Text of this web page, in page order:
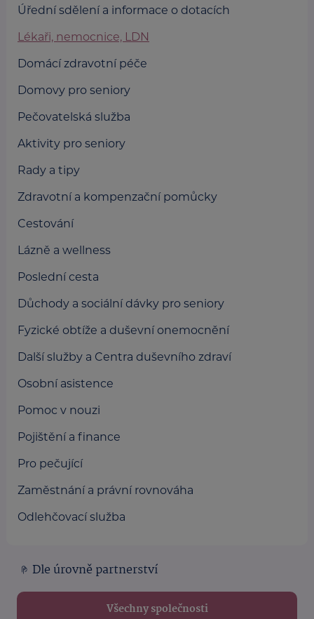
Úřední sdělení a informace o dotacích
Lékaři, nemocnice, LDN
Domácí zdravotní péče
Domovy pro seniory
Pečovatelská služba
Aktivity pro seniory
Rady a tipy
Zdravotní a kompenzační pomůcky
Cestování
Lázně a wellness
Poslední cesta
Důchody a sociální dávky pro seniory
Fyzické obtíže a duševní onemocnění
Další služby a Centra duševního zdraví
Osobní asistence
Pomoc v nouzi
Pojištění a finance
Pro pečující
Zaměstnání a právní rovnováha
Odlehčovací služba
Dle úrovně partnerství
Všechny společnosti